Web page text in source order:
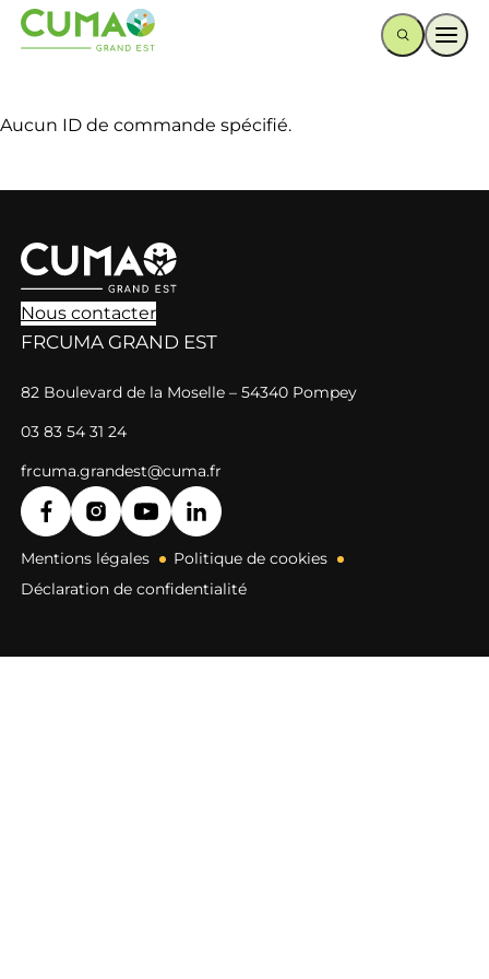
Aucun ID de commande spécifié.
Nous contacter
FRCUMA GRAND EST
82 Boulevard de la Moselle – 54340 Pompey
03 83 54 31 24
frcuma.grandest@cuma.fr
Mentions légales
Politique de cookies
Déclaration de confidentialité